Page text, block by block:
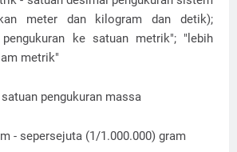
meter dan kilogram dan detik);
ke satuan metrik"; "lebih
metrik"
pengukuran massa
- sepersejuta (1/1.000.000) gram